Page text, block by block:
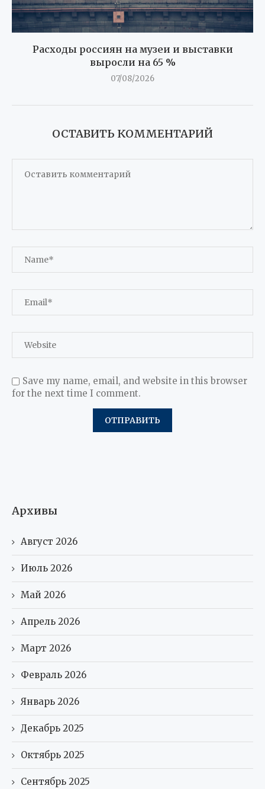
Расходы россиян на музеи и выставки
выросли на 65 %
07/08/2026
ОСТАВИТЬ КОММЕНТАРИЙ
Save my name, email, and website in this browser
for the next time I comment.
Архивы
Август 2026
Июль 2026
Май 2026
Апрель 2026
Март 2026
Февраль 2026
Январь 2026
Декабрь 2025
Октябрь 2025
Сентябрь 2025